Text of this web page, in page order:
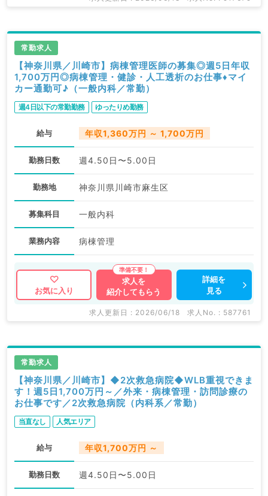
常勤求人
【神奈川県／川崎市】病棟管理医師の募集◎週5日年収
1,700万円◎病棟管理・健診・人工透析のお仕事♦マイ
カー通勤可♪（一般内科／常勤）
週4日以下の常勤勤務 ゆったりめ勤務
給与 年収1,360万円 ～ 1,700万円
勤務日数 週4.50日〜5.00日
勤務地 神奈川県川崎市麻生区
募集科目 一般内科
業務内容 病棟管理
お気に入り
求人を
紹介してもらう
詳細を
見る
求人更新日 : 2026/06/18 求人No. : 587761
常勤求人
【神奈川県／川崎市】◆2次救急病院◆WLB重視できま
す！週5日1,700万円～／外来・病棟管理・訪問診療の
お仕事です／2次救急病院（内科系／常勤）
当直なし 人気エリア
給与 年収1,700万円 ～
勤務日数 週4.50日〜5.00日